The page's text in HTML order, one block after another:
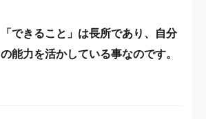
「できること」は長所であり、自分
の能力を活かしている事なのです。